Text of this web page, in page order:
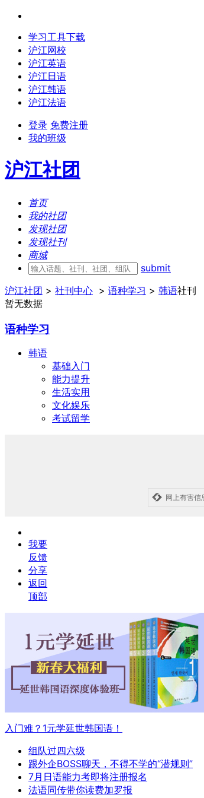
学习工具下载
沪江网校
沪江英语
沪江日语
沪江韩语
沪江法语
登录 免费注册
我的班级
沪江社团
首页
我的社团
发现社团
发现社刊
商城
submit
沪江社团 > 社刊中心 > 语种学习 > 韩语社刊
暂无数据
语种学习
韩语
基础入门
能力提升
生活实用
文化娱乐
考试留学
网上有害信
我要
反馈
分享
返回
顶部
入门难？1元学延世韩国语！
组队过四六级
跟外企BOSS聊天，不得不学的“潜规则”
7月日语能力考即将注册报名
法语同传带你读费加罗报